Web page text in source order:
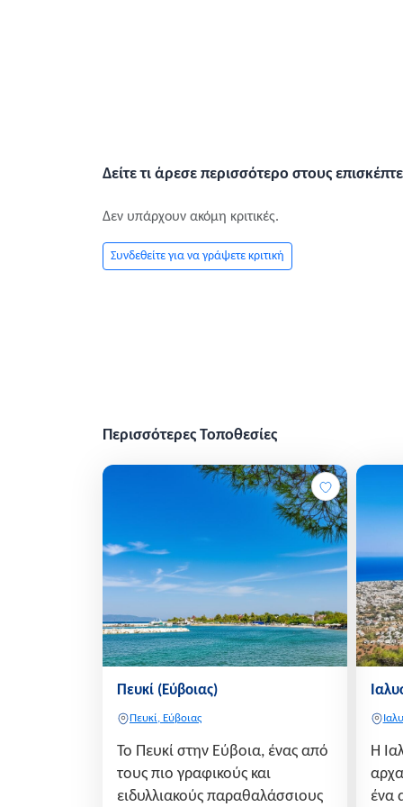
Δείτε τι άρεσε περισσότερο στους
Δεν υπάρχουν ακόμη κριτικές.
Συνδεθείτε για να γράψετε κριτική
Περισσότερες Τοποθεσίες
Πευκί (Εύβοιας)
Πευκί, Εύβοιας
Το Πευκί στην Εύβοια, ένας από
τους πιο γραφικούς και
ειδυλλιακούς παραθαλάσσιους
Η
ένα